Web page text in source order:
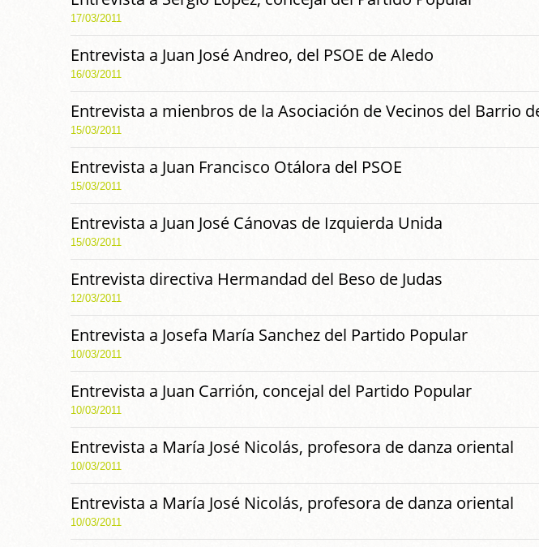
17/03/2011
Entrevista a Juan José Andreo, del PSOE de Aledo
16/03/2011
Entrevista a mienbros de la Asociación de Vecinos del Barrio
15/03/2011
Entrevista a Juan Francisco Otálora del PSOE
15/03/2011
Entrevista a Juan José Cánovas de Izquierda Unida
15/03/2011
Entrevista directiva Hermandad del Beso de Judas
12/03/2011
Entrevista a Josefa María Sanchez del Partido Popular
10/03/2011
Entrevista a Juan Carrión, concejal del Partido Popular
10/03/2011
Entrevista a María José Nicolás, profesora de danza oriental
10/03/2011
Entrevista a María José Nicolás, profesora de danza oriental
10/03/2011